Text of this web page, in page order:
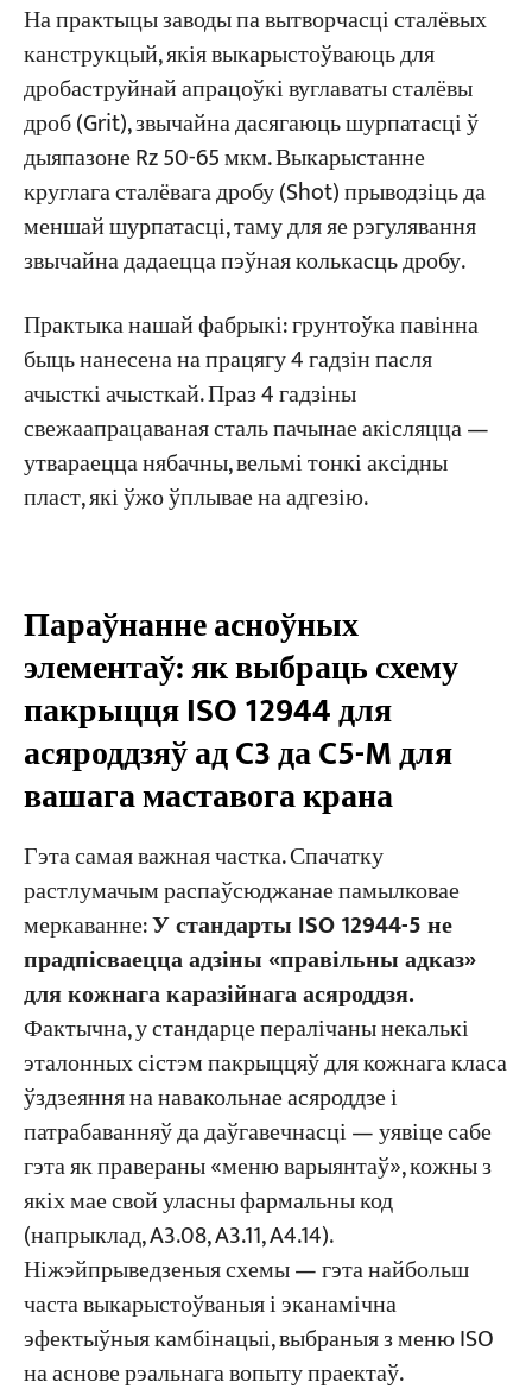
На практыцы заводы па вытворчасці сталёвых
канструкцый, якія выкарыстоўваюць для
дробаструйнай апрацоўкі вуглаваты сталёвы
дроб (Grit), звычайна дасягаюць шурпатасці ў
дыяпазоне Rz 50-65 мкм. Выкарыстанне
круглага сталёвага дробу (Shot) прыводзіць да
меншай шурпатасці, таму для яе рэгулявання
звычайна дадаецца пэўная колькасць дробу.
Практыка нашай фабрыкі: грунтоўка павінна
быць нанесена на працягу 4 гадзін пасля
ачысткі ачысткай. Праз 4 гадзіны
свежаапрацаваная сталь пачынае акісляцца —
утвараецца нябачны, вельмі тонкі аксідны
пласт, які ўжо ўплывае на адгезію.
Параўнанне асноўных
элементаў: як выбраць схему
пакрыцця ISO 12944 для
асяроддзяў ад C3 да C5-M для
вашага маставога крана
Гэта самая важная частка. Спачатку
растлумачым распаўсюджанае памылковае
меркаванне:У стандарты ISO 12944-5 не
прадпісваецца адзіны «правільны адказ»
для кожнага каразійнага асяроддзя.
Фактычна, у стандарце пералічаны некалькі
эталонных сістэм пакрыццяў для кожнага класа
ўздзеяння на навакольнае асяроддзе і
патрабаванняў да даўгавечнасці — уявіце сабе
гэта як правераны «меню варыянтаў», кожны з
якіх мае свой уласны фармальны код
(напрыклад, A3.08, A3.11, A4.14).
Ніжэйпрыведзеныя схемы — гэта найбольш
часта выкарыстоўваныя і эканамічна
эфектыўныя камбінацыі, выбраныя з меню ISO
на аснове рэальнага вопыту праектаў.